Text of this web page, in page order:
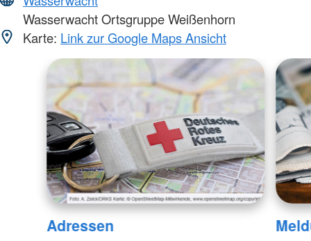
Wasserwacht Ortsgruppe Weißenhorn
Karte: Link zur Google Maps Ansicht
Adressen